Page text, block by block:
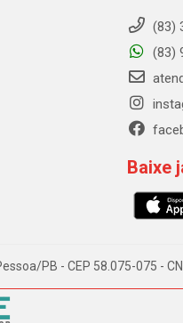
(83)
(83)
Baixe
PB - CEP 58.075-075 -